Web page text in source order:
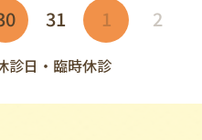
31 1 2
診日・臨時休診